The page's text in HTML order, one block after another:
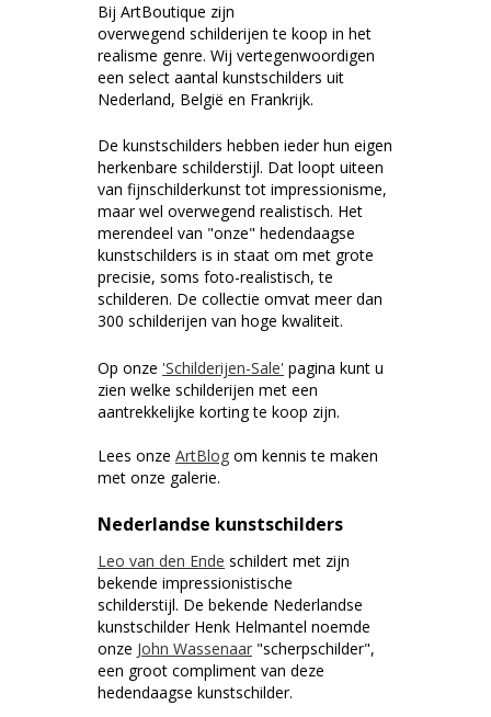
Bij ArtBoutique zijn
overwegend schilderijen te koop in het
realisme genre. Wij vertegenwoordigen
een select aantal kunstschilders uit
Nederland, België en Frankrijk.
De kunstschilders hebben ieder hun eigen
herkenbare schilderstijl. Dat loopt uiteen
van fijnschilderkunst tot impressionisme,
maar wel overwegend realistisch. Het
merendeel van "onze" hedendaagse
kunstschilders is in staat om met grote
precisie, soms foto-realistisch, te
schilderen. De collectie omvat meer dan
300 schilderijen van hoge kwaliteit.
Op onze 'Schilderijen-Sale' pagina kunt u
zien welke schilderijen met een
aantrekkelijke korting te koop zijn.
Lees onze ArtBlog om kennis te maken
met onze galerie.
Nederlandse kunstschilders
Leo van den Ende schildert met zijn
bekende impressionistische
schilderstijl. De bekende Nederlandse
kunstschilder Henk Helmantel noemde
onze John Wassenaar "scherpschilder",
een groot compliment van deze
hedendaagse kunstschilder.